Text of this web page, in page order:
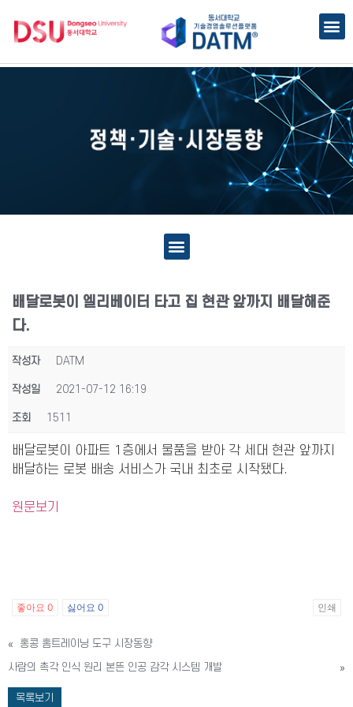
배달로봇이 엘리베이터 타고 집 현관 앞까지 배달해준
다.
작성자 DATM
작성일 2021-07-12 16:19
조회 1511
배달로봇이 아파트 1층에서 물품을 받아 각 세대 현관 앞까지
배달하는 로봇 배송 서비스가 국내 최초로 시작됐다.
원문보기
좋아요 0 싫어요 0 인쇄
«
홍콩 홈트레이닝 도구 시장동향
사람의 촉각 인식 원리 본뜬 인공 감각 시스템 개발
»
목록보기